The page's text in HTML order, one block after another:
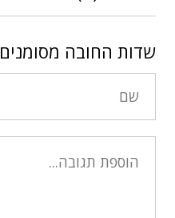
שדות החובה מסומנים